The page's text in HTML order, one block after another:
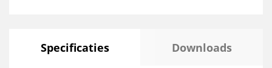
Specificaties Downloads